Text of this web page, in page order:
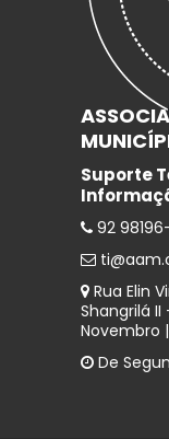
Suporte
92
Rua Elin
Shangrilá II
Novembro
De